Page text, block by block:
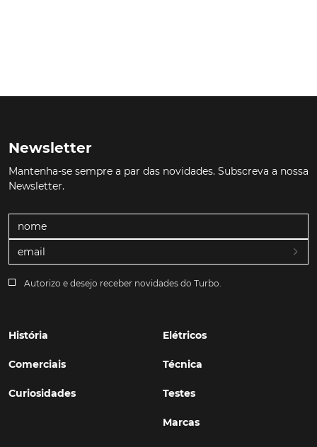
Newsletter
Mantenha-se sempre a par das novidades. Subscreva a nossa
Newsletter.
Autorizo e desejo receber novidades do Turbo.
História
Comerciais
Curiosidades
Elétricos
Técnica
Testes
Marcas